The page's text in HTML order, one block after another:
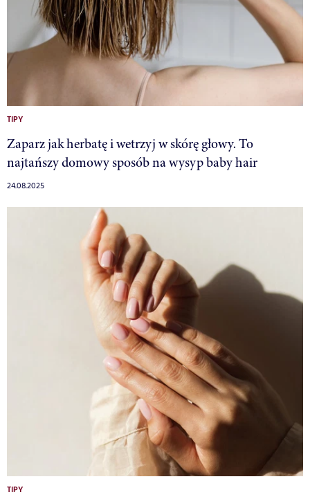
TIPY
Zaparz jak herbatę i wetrzyj w skórę głowy. To
najtańszy domowy sposób na wysyp baby hair
24.08.2025
TIPY